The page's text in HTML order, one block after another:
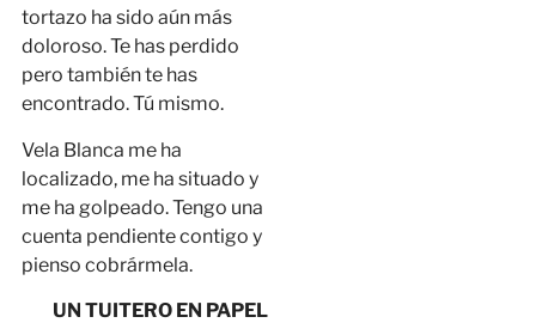
tortazo ha sido aún más
doloroso. Te has perdido
pero también te has
encontrado. Tú mismo.
Vela Blanca me ha
localizado, me ha situado y
me ha golpeado. Tengo una
cuenta pendiente contigo y
pienso cobrármela.
UN TUITERO EN PAPEL